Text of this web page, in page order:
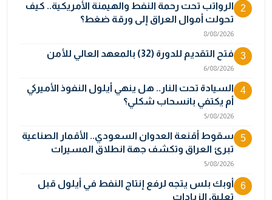
2
الرواتب تحت رحمة النفط والهيمنة الأمريكية.. كيف
تحولت أموال العراق إلى ورقة ضغط؟
8/08/2026
3 فتح التقديم للدورة (32) بالمعهد العالي للأمن
6/08/2026
4
السيادة تحت النار.. هل ينهي أيلول النفوذ الأميركي
أم يكتفي بانسحاب شكلي؟
5/08/2026
5
سقوط أقنعة العدوان السعودي.. الأقمار الصناعية
تبرئ العراق وتكشف جهة انطلاق المسيرات
5/08/2026
6
أوبك بلس يتجه لرفع إنتاج النفط في أيلول قبل
تعليق الزيادات